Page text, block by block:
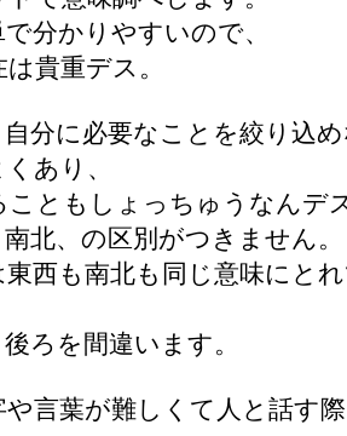
分かりやすいので、
貴重デス。
分に必要なことを絞り込
あり、
こともしょっちゅうなんデ
北、の区別がつきません。
西も南北も同じ意味にと
ろを間違います。
言葉が難しくて人と話す